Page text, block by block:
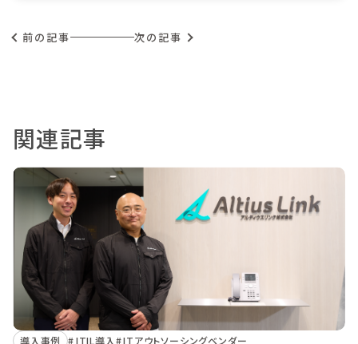
前の記事 次の記事
関連記事
導入事例 ITIL導入 ITアウトソーシングベンダー